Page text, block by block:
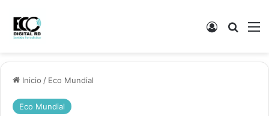
Acceso
Inicio / Eco Mundial
Eco Mundial